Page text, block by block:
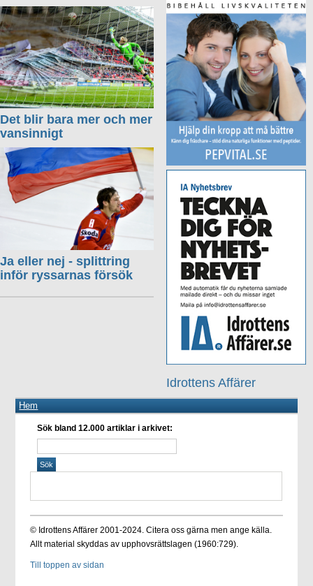
Idrottens Affärer
Det blir bara mer och mer
vansinnigt
Ja eller nej - splittring
inför ryssarnas försök
Hem
Sök bland 12.000 artiklar i arkivet:
© Idrottens Affärer 2001-2024. Citera oss gärna men ange källa.
Allt material skyddas av upphovsrättslagen (1960:729).
Till toppen av sidan